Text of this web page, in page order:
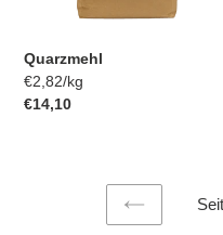
Quarzmehl
Einzelpreis
€2,82/pro
kg
Normaler
€14,10
VORHERIGE